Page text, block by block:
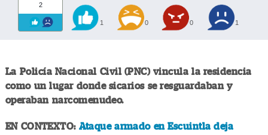
2
1 0 0 1
La Policía Nacional Civil (PNC) vincula la residencia
como un lugar donde sicarios se resguardaban y
operaban narcomenudeo.
EN CONTEXTO: Ataque armado en Escuintla deja